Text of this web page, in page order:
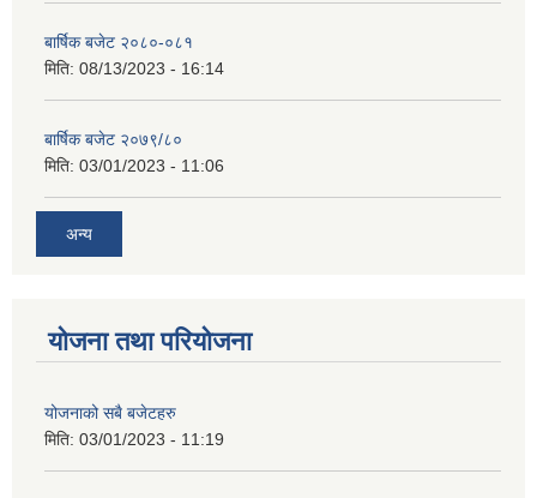
बार्षिक बजेट २०८०-०८१
मिति: 08/13/2023 - 16:14
बार्षिक बजेट २०७९/८०
मिति: 03/01/2023 - 11:06
अन्य
योजना तथा परियोजना
योजनाको सबै बजेटहरु
मिति: 03/01/2023 - 11:19